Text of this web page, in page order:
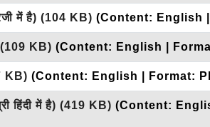
में है) (104 KB) (Content: English
(109 KB) (Content: English |
KB) (Content: English | Format:
हिंदी में है) (419 KB) (Content: